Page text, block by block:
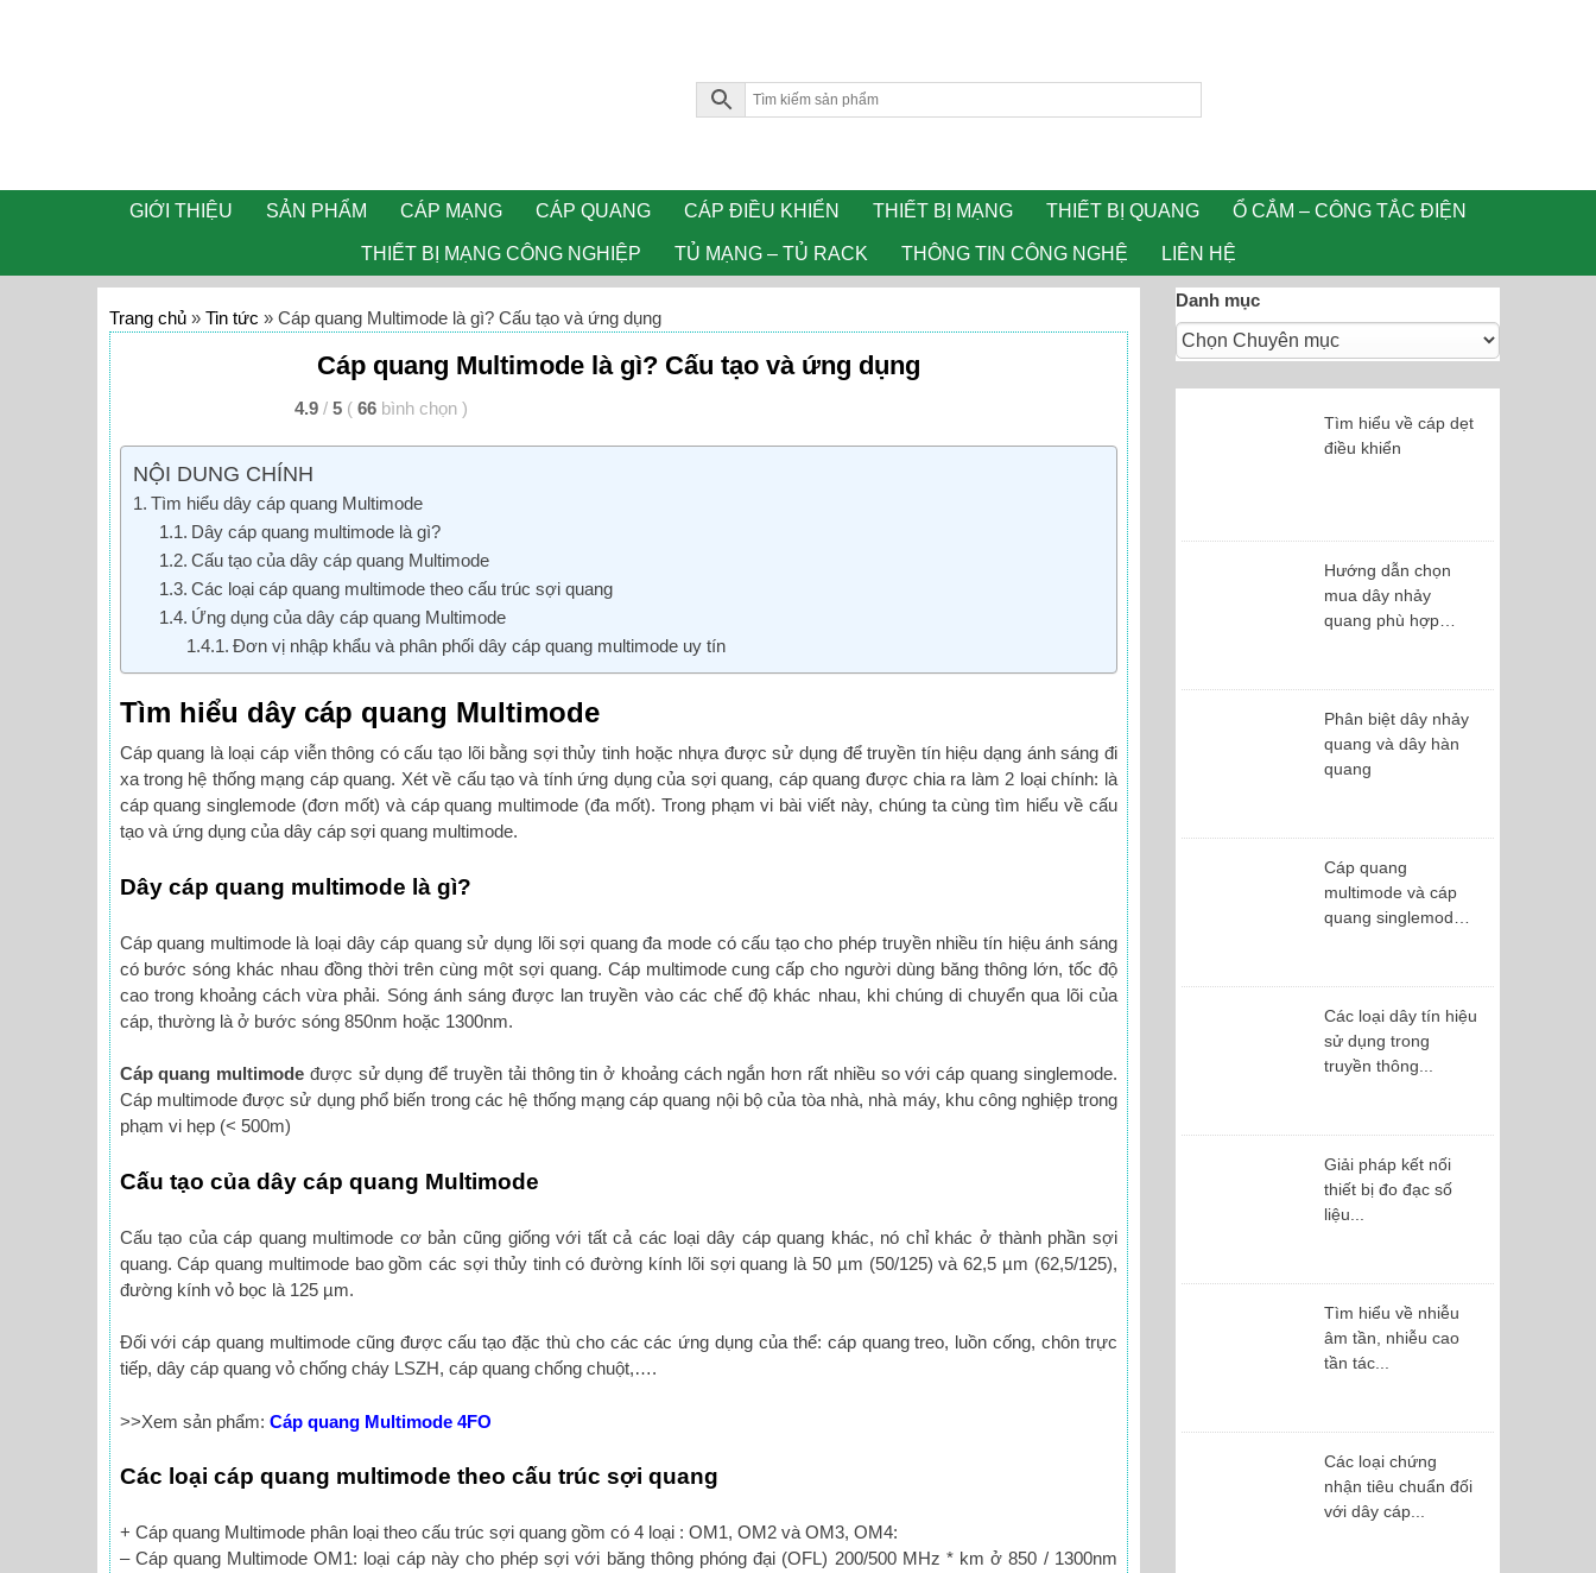
GIỚI THIỆU SẢN PHẨM CÁP MẠNG CÁP QUANG CÁP ĐIỀU KHIỂN THIẾT BỊ MẠNG THIẾT BỊ QUANG Ổ CẮM – CÔNG TẮC ĐIỆN
THIẾT BỊ MẠNG CÔNG NGHIỆP TỦ MẠNG – TỦ RACK THÔNG TIN CÔNG NGHỆ LIÊN HỆ
Trang chủ» Tin tức » Cáp quang Multimode là gì? Cấu tạo và ứng dụng
Cáp quang Multimode là gì? Cấu tạo và ứng dụng
4.9 / 5 ( 66 bình chọn )
NỘI DUNG CHÍNH
Tìm hiểu dây cáp quang Multimode
Dây cáp quang multimode là gì?
Cấu tạo của dây cáp quang Multimode
Các loại cáp quang multimode theo cấu trúc sợi quang
Ứng dụng của dây cáp quang Multimode
Đơn vị nhập khẩu và phân phối dây cáp quang multimode uy tín
Tìm hiểu dây cáp quang Multimode
Cáp quang là loại cáp viễn thông có cấu tạo lõi bằng sợi thủy tinh hoặc nhựa được sử dụng để truyền tín hiệu dạng ánh sáng đi
xa trong hệ thống mạng cáp quang. Xét về cấu tạo và tính ứng dụng của sợi quang, cáp quang được chia ra làm 2 loại chính: là
cáp quang singlemode (đơn mốt) và cáp quang multimode (đa mốt). Trong phạm vi bài viết này, chúng ta cùng tìm hiểu về cấu
tạo và ứng dụng của dây cáp sợi quang multimode.
Dây cáp quang multimode là gì?
Cáp quang multimode là loại dây cáp quang sử dụng lõi sợi quang đa mode có cấu tạo cho phép truyền nhiều tín hiệu ánh sáng
có bước sóng khác nhau đồng thời trên cùng một sợi quang. Cáp multimode cung cấp cho người dùng băng thông lớn, tốc độ
cao trong khoảng cách vừa phải. Sóng ánh sáng được lan truyền vào các chế độ khác nhau, khi chúng di chuyển qua lõi của
cáp, thường là ở bước sóng 850nm hoặc 1300nm.
Cáp quang multimode được sử dụng để truyền tải thông tin ở khoảng cách ngắn hơn rất nhiều so với cáp quang singlemode.
Cáp multimode được sử dụng phổ biến trong các hệ thống mạng cáp quang nội bộ của tòa nhà, nhà máy, khu công nghiệp trong
phạm vi hẹp (< 500m)
Cấu tạo của dây cáp quang Multimode
Cấu tạo của cáp quang multimode cơ bản cũng giống với tất cả các loại dây cáp quang khác, nó chỉ khác ở thành phần sợi
quang. Cáp quang multimode bao gồm các sợi thủy tinh có đường kính lõi sợi quang là 50 µm (50/125) và 62,5 µm (62,5/125),
đường kính vỏ bọc là 125 µm.
Đối với cáp quang multimode cũng được cấu tạo đặc thù cho các các ứng dụng của thể: cáp quang treo, luồn cống, chôn trực
tiếp, dây cáp quang vỏ chống cháy LSZH, cáp quang chống chuột,….
>>Xem sản phẩm: Cáp quang Multimode 4FO
Các loại cáp quang multimode theo cấu trúc sợi quang
+ Cáp quang Multimode phân loại theo cấu trúc sợi quang gồm có 4 loại : OM1, OM2 và OM3, OM4:
– Cáp quang Multimode OM1: loại cáp này cho phép sợi với băng thông phóng đại (OFL) 200/500 MHz * km ở 850 / 1300nm
Danh mục
Tìm hiểu về cáp dẹt
điều khiển
Hướng dẫn chọn
mua dây nhảy
quang phù hợp
Phân biệt dây nhảy
quang và dây hàn
quang
Cáp quang
multimode và cáp
quang singlemode
Các loại dây tín hiệu
sử dụng trong
truyền thông...
Giải pháp kết nối
thiết bị đo đạc số
liệu...
Tìm hiểu về nhiễu
âm tần, nhiễu cao
tần tác...
Các loại chứng
nhận tiêu chuẩn đối
với dây cáp...